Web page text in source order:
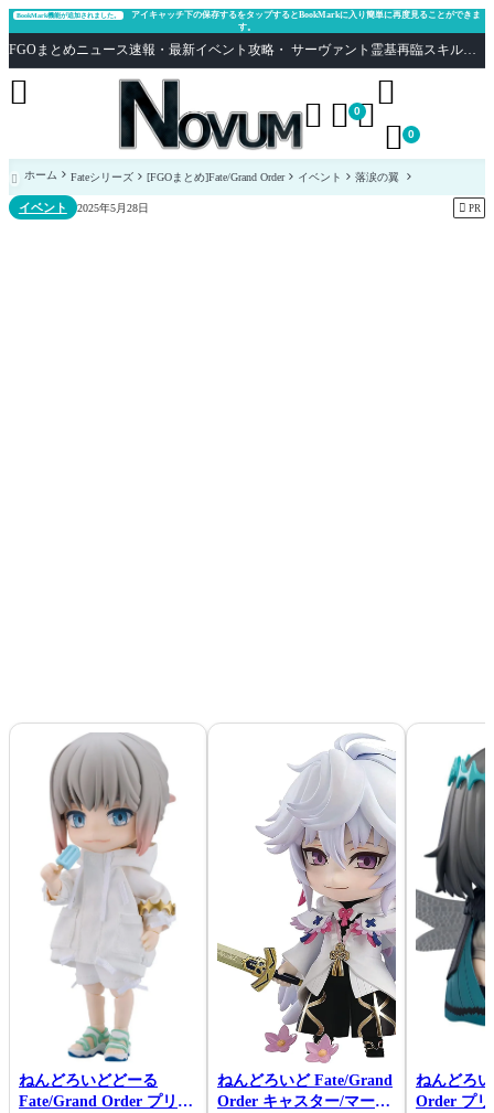
BookMark機能が追加されました。
アイキャッチ下の保存するをタップするとBookMarkに入り簡単に再度見ることができま
す。
FGOまとめニュース速報・最新イベント攻略・ サーヴァント霊基再臨スキル性能評価まとめ Fate/Grand Order
  0

 0

 ホーム Fateシリーズ [FGOまとめ]Fate/Grand Order イベント 落涙の翼
イベント 2025年5月28日  PR
ねんどろいどどーる
Fate/Grand Order プリテ
ねんどろいど Fate/Grand
Order キャスター/マーリ
ねんどろ
Order プ